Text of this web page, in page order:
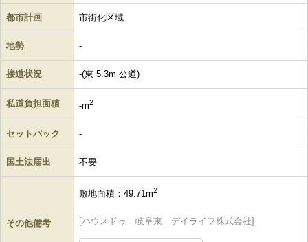
都市計画 市街化区域
地勢 -
接道状況 -(東 5.3m 公道)
私道負担面積 -m2
セットバック -
国土法届出 不要
その他備考
敷地面積：49.71m2
[ハウスドゥ 岐阜東 デイライフ株式会社]